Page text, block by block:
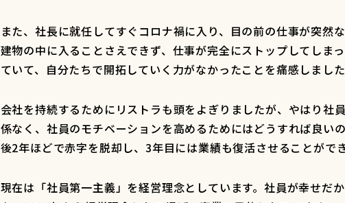
また、社長に就任してすぐコロナ禍に入り、目の前の仕事が突然
建物の中に入ることさえできず、仕事が完全にストップしてしま
ていて、自分たちで開拓していく力がなかったことを痛感しました
会社を持続するためにリストラも頭をよぎりましたが、やはり社
係なく、社員のモチベーションを高めるためにはどうすれば良い
後2年ほどで赤字を脱却し、3年目には業績も復活させることが
現在は「社員第一主義」を経営理念としています。社員が幸せだ